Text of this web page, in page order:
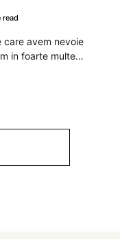
read
care avem nevoie
in foarte multe…